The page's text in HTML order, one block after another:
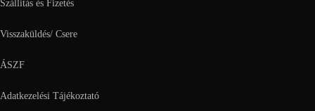
Szállítás és Fizetés
Visszaküldés/ Csere
ÁSZF
Adatkezelési Tájékoztató